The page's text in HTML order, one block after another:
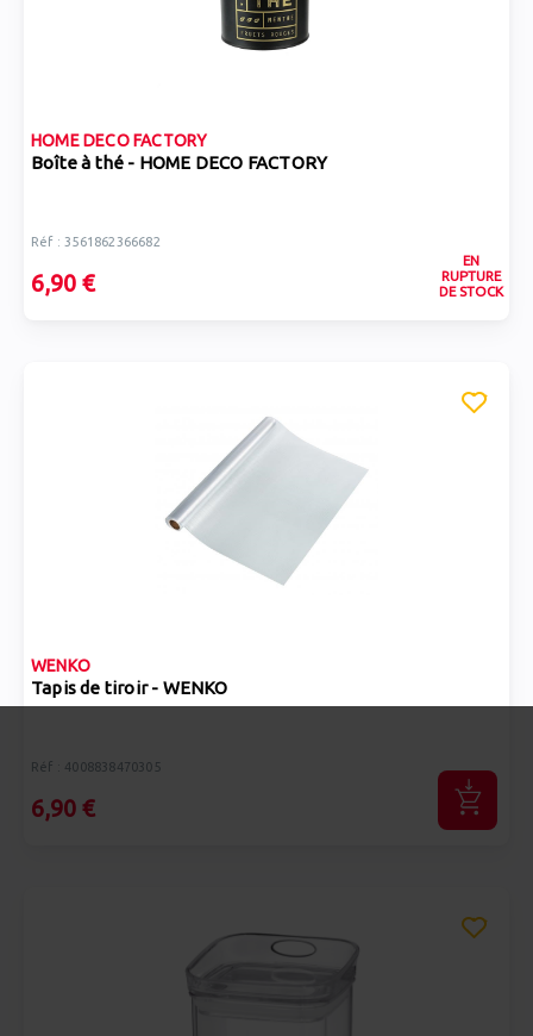
HOME DECO FACTORY
Boîte à thé - HOME DECO FACTORY
Réf : 3561862366682
6,90 €
EN
RUPTURE
DE STOCK
WENKO
Tapis de tiroir - WENKO
Réf : 4008838470305
6,90 €